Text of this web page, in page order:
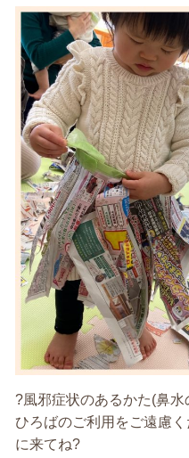
?風邪症状のあるかた(鼻水
ひろばのご利用をご遠慮
に来てね?